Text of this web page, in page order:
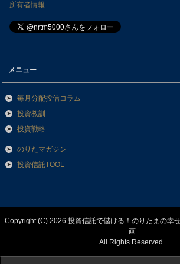
所有者情報
メニュー
毎月分配投信コラム
投資教訓
投資戦略
のりたマガジン
投資信託TOOL
Copyright (C) 2026 投資信託で儲ける！のりたまの幸
画
All Rights Reserved.